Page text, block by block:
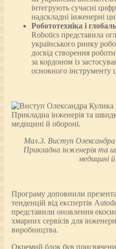
інтегрують сучасні
надскладні інженерні
Робототехніка і
Robotics представила
українського ринку
досвід створення
за кордоном із
основного
Мал.3. Виступ Олександра
Прикладна інженерія та
медицині
Програму доповнили
тенденцій від експертів
представили оновлення
хмарних сервісів для
виробництва.
Окремий блок був